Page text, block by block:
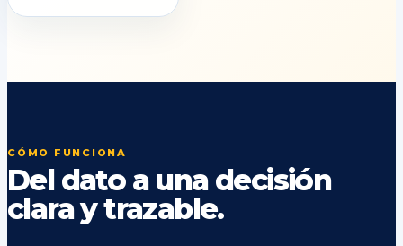
CÓMO FUNCIONA
Del dato a una decisión
clara y trazable.